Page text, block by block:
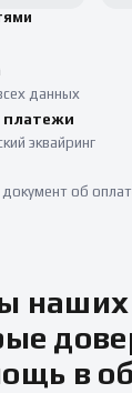
данных
платежи
эквайринг
об
наших
в